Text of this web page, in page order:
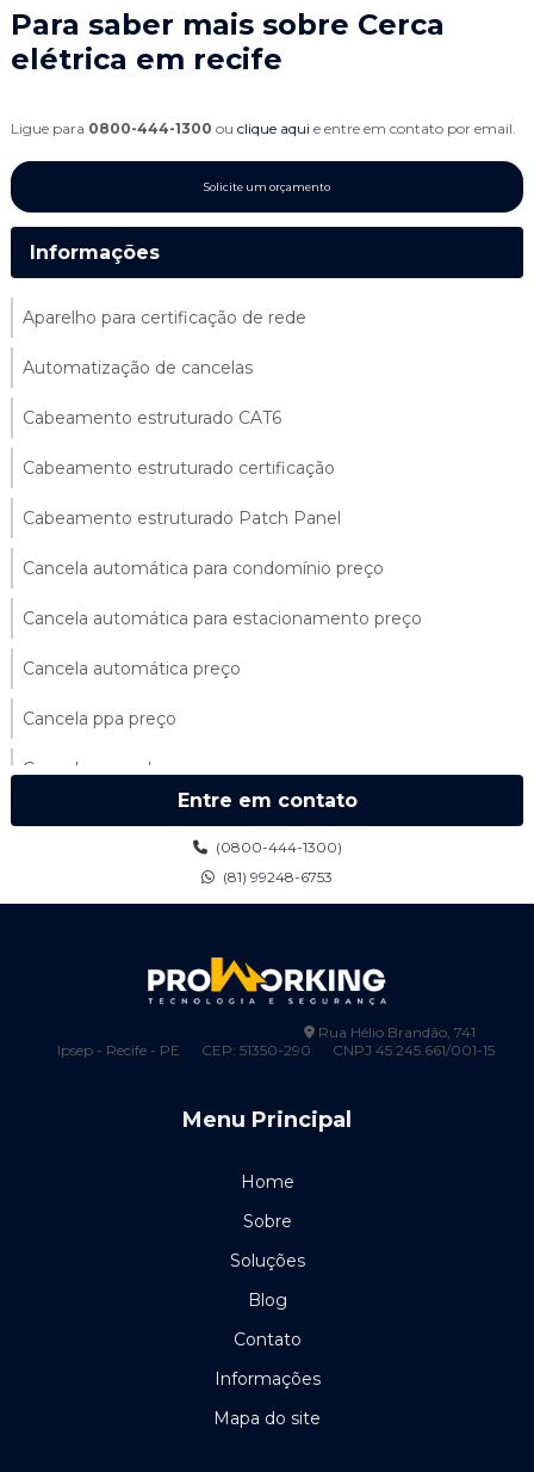
Para saber mais sobre Cerca
elétrica em recife
Ligue para 0800-444-1300 ou clique aqui e entre em contato por email.
Solicite um orçamento
Informações
Aparelho para certificação de rede
Automatização de cancelas
Cabeamento estruturado CAT6
Cabeamento estruturado certificação
Cabeamento estruturado Patch Panel
Cancela automática para condomínio preço
Cancela automática para estacionamento preço
Cancela automática preço
Cancela ppa preço
Cancela ppa valor
Catraca biométrica control id
Cerca elétrica 200 metros
Cerca eletrica pernambuco
Cerca elétrica preço por metro
Cerca elétrica em recife
Certificação de cabos de rede
Certificação de fibra óptica
Entre em contato
(0800-444-1300)
(81) 99248-6753
Rua Hélio Brandão, 741
Ipsep - Recife - PE
CEP: 51350-290 CNPJ 45.245.661/001-15
Menu Principal
Home
Sobre
Soluções
Blog
Contato
Informações
Mapa do site